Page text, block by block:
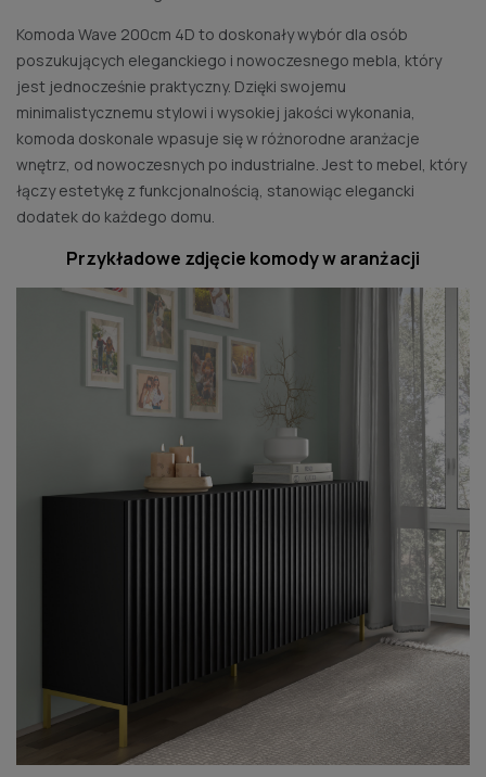
Komoda Wave 200cm 4D to doskonały wybór dla osób
poszukujących eleganckiego i nowoczesnego mebla, który
jest jednocześnie praktyczny. Dzięki swojemu
minimalistycznemu stylowi i wysokiej jakości wykonania,
komoda doskonale wpasuje się w różnorodne aranżacje
wnętrz, od nowoczesnych po industrialne. Jest to mebel, który
łączy estetykę z funkcjonalnością, stanowiąc elegancki
dodatek do każdego domu.
Przykładowe zdjęcie komody w aranżacji